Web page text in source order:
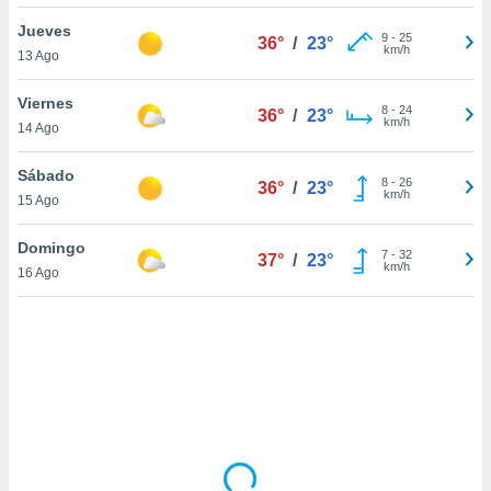
sitio
En
sean
el sitio
ni para
o
Jueves
13 Ago
36° / 23° 9- 25
km/h
Viernes
14 Ago
36° / 23° 8- 24
km/h
Sábado
15 Ago
36° / 23° 8- 26
km/h
Domingo
16 Ago
37° / 23° 7- 32
km/h